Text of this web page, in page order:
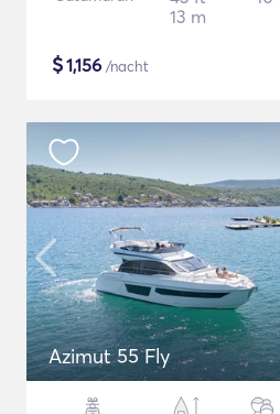
13 m
$1,156 /nacht
Azimut 55 Fly